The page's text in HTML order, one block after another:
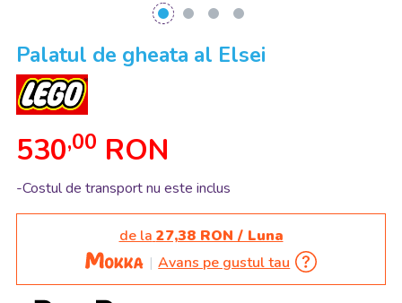
Palatul de gheata al Elsei
530,00 RON
-Costul de transport nu este inclus
de la 27,38 RON / Luna
Avans pe gustul tau